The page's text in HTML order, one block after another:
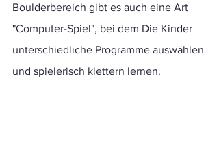
Boulderbereich gibt es auch eine Art
"Computer-Spiel", bei dem Die Kinder
unterschiedliche Programme auswählen
und spielerisch klettern lernen.